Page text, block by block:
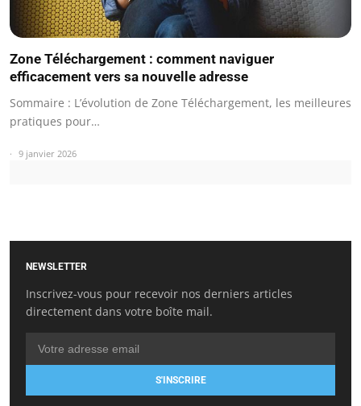
Zone Téléchargement : comment naviguer
efficacement vers sa nouvelle adresse
Sommaire : L’évolution de Zone Téléchargement, les meilleures
pratiques pour…
9 janvier 2026
NEWSLETTER
Inscrivez-vous pour recevoir nos derniers articles
directement dans votre boîte mail.
S'INSCRIRE